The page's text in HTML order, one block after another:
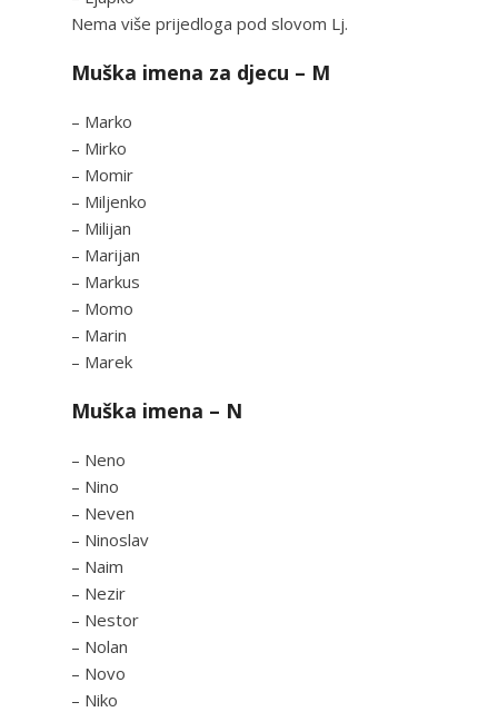
Nema više prijedloga pod slovom Lj.
Muška imena za djecu – M
– Marko
– Mirko
– Momir
– Miljenko
– Milijan
– Marijan
– Markus
– Momo
– Marin
– Marek
Muška imena – N
– Neno
– Nino
– Neven
– Ninoslav
– Naim
– Nezir
– Nestor
– Nolan
– Novo
– Niko